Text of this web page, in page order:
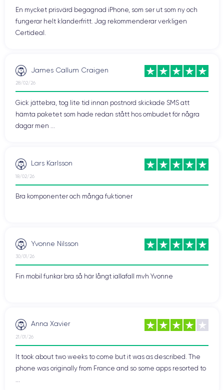
En mycket prisvärd begagnad iPhone, som ser ut som ny och
fungerar helt klanderfritt. Jag rekommenderar verkligen
Certideal.
James Callum Craigen
28/02/26
Gick jättebra, tog lite tid innan postnord skickade SMS att
hämta paketet som hade redan stått hos ombudet för några
dagar men ...
Lars Karlsson
18/02/26
Bra komponenter och många fuktioner
Yvonne Nilsson
30/01/26
Fin mobil funkar bra så här långt iallafall mvh Yvonne
Anna Xavier
21/01/26
It took about two weeks to come but it was as described. The
phone was originally from France and so some apps resorted to